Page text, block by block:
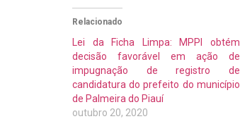
Relacionado
Lei da Ficha Limpa: MPPI obtém
decisão favorável em ação de
impugnação de registro de
candidatura do prefeito do município
de Palmeira do Piauí
outubro 20, 2020